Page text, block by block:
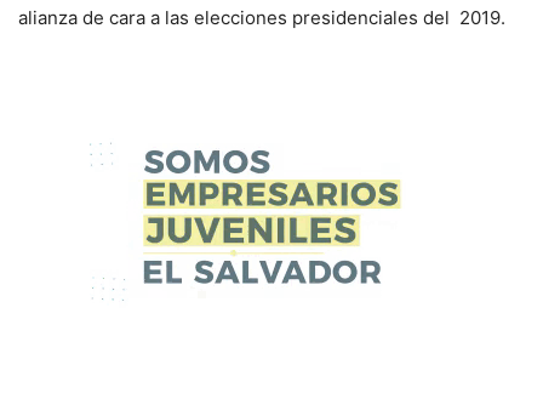
alianza de cara a las elecciones presidenciales del 2019.